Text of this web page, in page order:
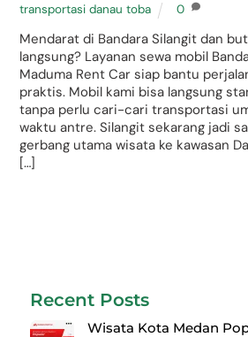
transportasi danau toba
0
Mendarat di Bandara Silangit dan
langsung? Layanan sewa mobil
Maduma Rent Car siap bantu
praktis. Mobil kami bisa langsung
tanpa perlu cari-cari transportasi
waktu antre. Silangit sekarang jadi
gerbang utama wisata ke kawasan
[…]
Recent Posts
Wisata Kota Medan